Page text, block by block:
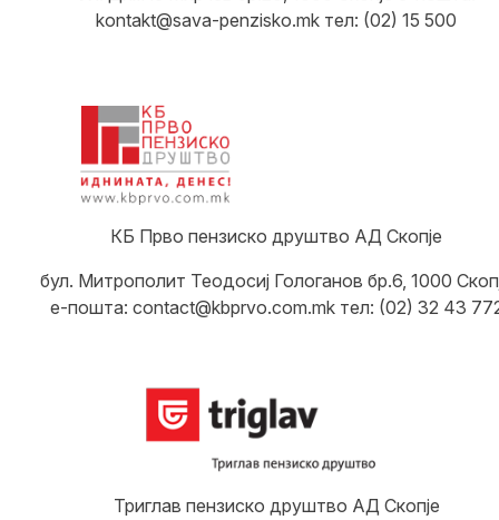
kontakt@sava-penzisko.mk тел: (02) 15 500
КБ Прво пензиско друштво АД Скопје
бул. Митрополит Теодосиј Гологанов бр.6, 1000
е-пошта: contact@kbprvo.com.mk тел: (02) 32 43
Триглав пензиско друштво АД Скопје